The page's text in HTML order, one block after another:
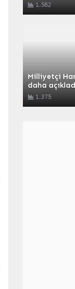
1.582
Milliyetçi
daha
1.375